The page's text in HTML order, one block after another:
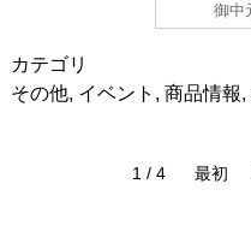
御中
カテゴリ
その他, イベント , 商品情報,
1 / 4 最初